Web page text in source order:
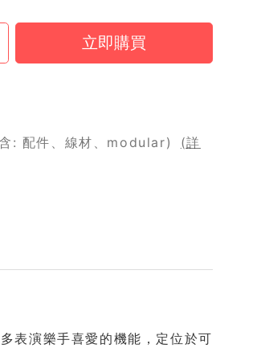
: 配件、線材、modular)
(詳
表演樂手喜愛的機能，定位於可